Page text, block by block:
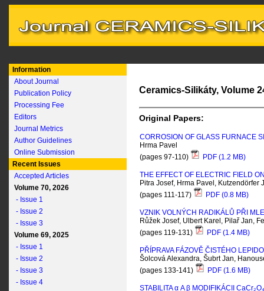
Information
About Journal
Publication Policy
Processing Fee
Editors
Journal Metrics
Author Guidelines
Online Submission
Recent Issues
Accepted Articles
Volume 70, 2026
- Issue 1
- Issue 2
- Issue 3
Volume 69, 2025
- Issue 1
- Issue 2
- Issue 3
- Issue 4
Ceramics-Silikáty, Volume
Original Papers:
CORROSION OF GLASS FURNACE
Hrma Pavel
(pages 97-110)
PDF (1.2 MB)
THE EFFECT OF ELECTRIC FIELD
Pitra Josef, Hrma Pavel, Kutzendörfer
(pages 111-117)
PDF (0.8 MB)
VZNIK VOLNÝCH RADIKÁLŮ PŘI
Růžek Josef, Ulbert Karel, Pilař Jan,
(pages 119-131)
PDF (1.4 MB)
PŘÍPRAVA FÁZOVĚ ČISTÉHO
Šolcová Alexandra, Šubrt Jan,
(pages 133-141)
PDF (1.6 MB)
STABILITAα Aβ MODIFIKÁCII CaCr